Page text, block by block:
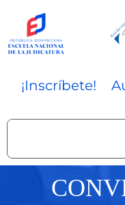
contenido
¡Inscríbete!
Search